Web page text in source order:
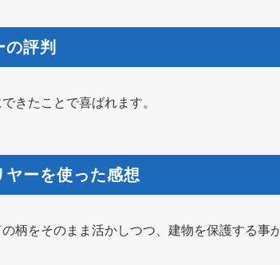
評判
きたことで喜ばれます。
ーを使った感想
柄をそのまま活かしつつ、建物を保護する事